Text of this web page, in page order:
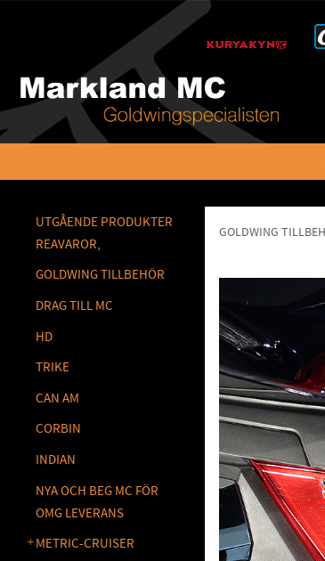
GOLDWING
UTGÅENDE PRODUKTER
REAVAROR,
GOLDWING TILLBEHÖR
DRAG TILL MC
HD
TRIKE
CAN AM
CORBIN
INDIAN
NYA OCH BEG MC FÖR
OMG LEVERANS
METRIC-CRUISER